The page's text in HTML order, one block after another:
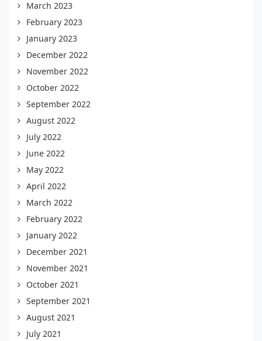
March 2023
February 2023
January 2023
December 2022
November 2022
October 2022
September 2022
August 2022
July 2022
June 2022
May 2022
April 2022
March 2022
February 2022
January 2022
December 2021
November 2021
October 2021
September 2021
August 2021
July 2021